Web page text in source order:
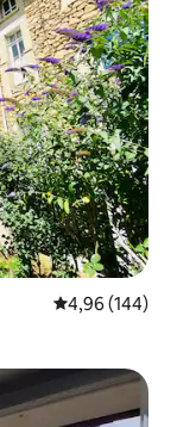
4,96 de uma
4,96 (144)